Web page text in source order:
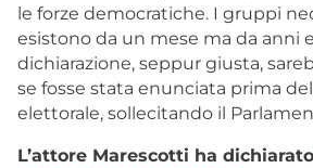
le forze democratiche. I gruppi
esistono da un mese ma da anni
dichiarazione, seppur giusta,
se fosse stata enunciata prima
elettorale, sollecitando il
L’attore Marescotti ha